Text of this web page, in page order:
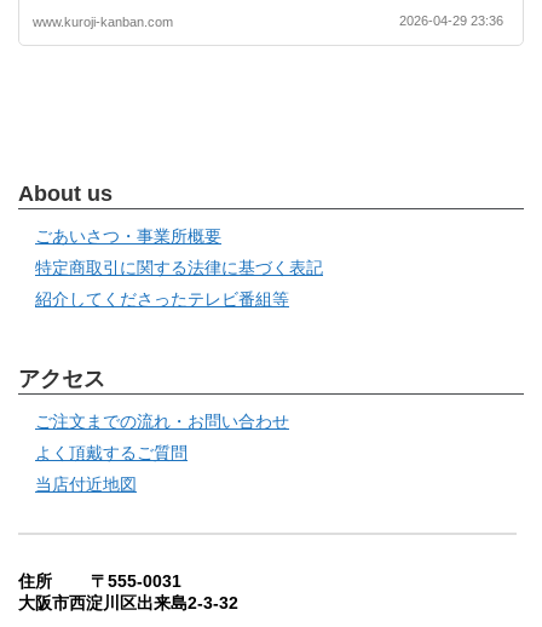
www.kuroji-kanban.com 2026-04-29 23:36
About us
ごあいさつ・事業所概要
特定商取引に関する法律に基づく表記
紹介してくださったテレビ番組等
アクセス
ご注文までの流れ・お問い合わせ
よく頂戴するご質問
当店付近地図
住所 〒555-0031
大阪市西淀川区出来島2-3-32